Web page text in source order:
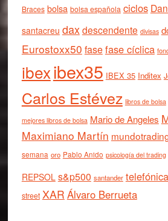
Braces bolsa bolsa española ciclos
santacreu daxdescendente divisas
Eurostoxx50 fasefase cíclica
ibexibex35 IBEX 35 Inditex
Carlos Estévez libros de bolsa
mejores libros de bolsa Mario de Angeles
Maximiano Martín
semana oro Pablo Anido psicología del trading
REPSOL s&p500 santander telefónica
street XAR Álvaro Berrueta